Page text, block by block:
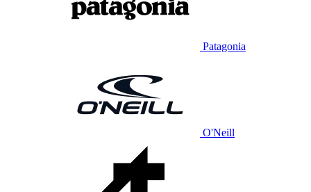
Patagonia
O'Neill